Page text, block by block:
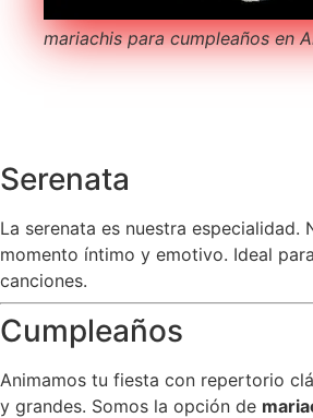
mariachis para cumpleaños en
Serenata
La serenata es nuestra
momento íntimo y emotivo. Ideal
canciones.
Cumpleaños
Animamos tu fiesta con repertorio
y grandes. Somos la opción de